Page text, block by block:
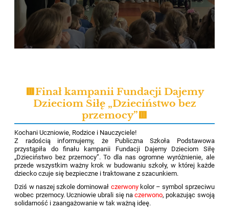
🟥Finał kampanii Fundacji Dajemy
Dzieciom Siłę „Dzieciństwo bez
przemocy”🟥
Kochani Uczniowie, Rodzice i Nauczyciele!
Z radością informujemy, że Publiczna Szkoła Podstawowa
przystąpiła do finału kampanii Fundacji Dajemy Dzieciom Siłę
„Dzieciństwo bez przemocy”. To dla nas ogromne wyróżnienie, ale
przede wszystkim ważny krok w budowaniu szkoły, w której każde
dziecko czuje się bezpieczne i traktowane z szacunkiem.
Dziś w naszej szkole dominował czerwonykolor – symbol sprzeciwu
wobec przemocy. Uczniowie ubrali się naczerwono, pokazując swoją
solidarność i zaangażowanie w tak ważną ideę.